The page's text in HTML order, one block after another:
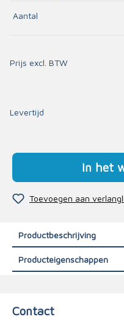
Aantal
Prijs excl. BTW
Levertijd
In het
Toevoegen aan
Productbeschrijving
Producteigenschappen
Contact